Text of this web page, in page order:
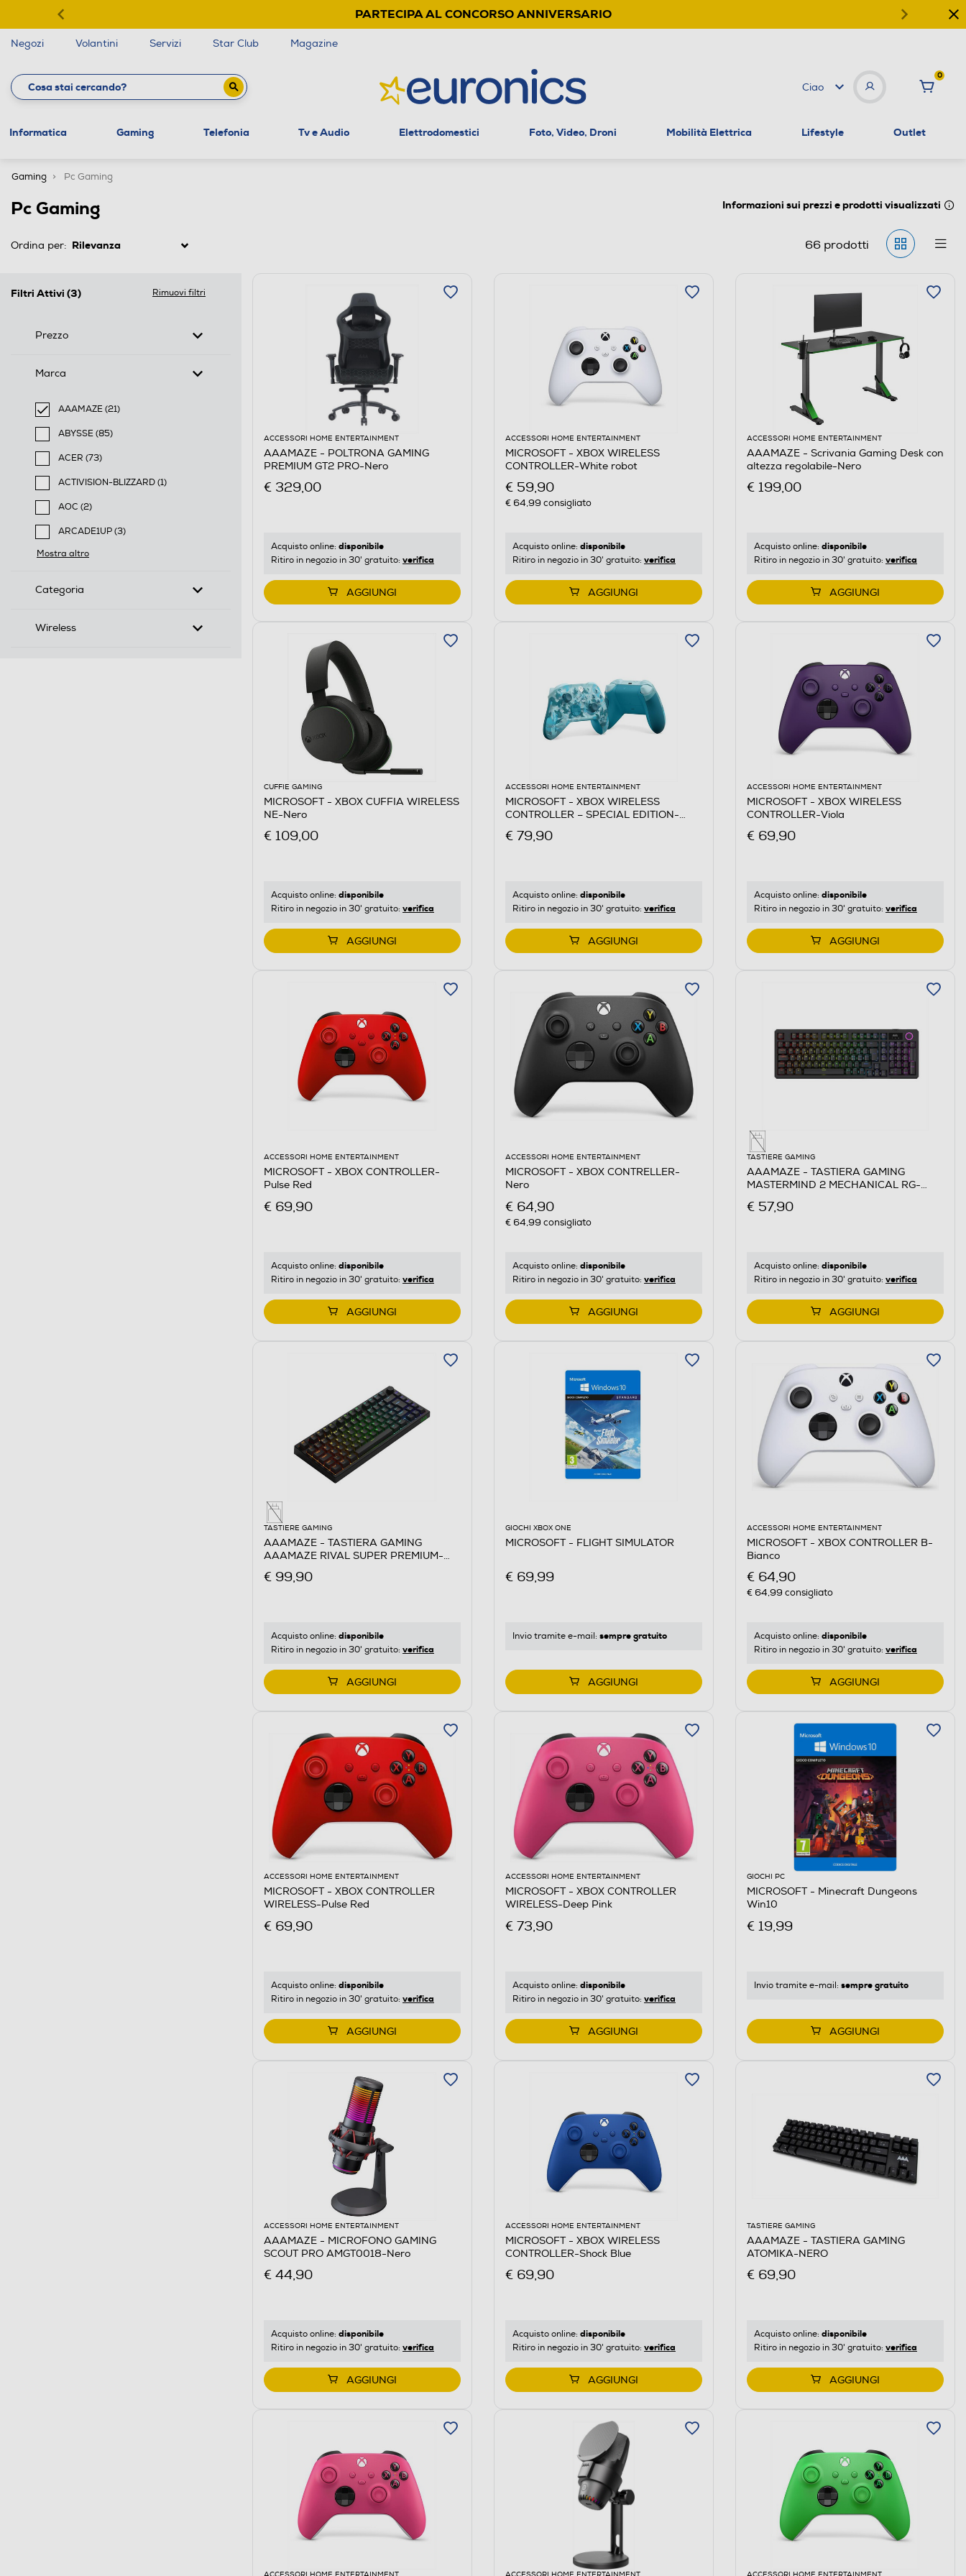
PARTECIPA AL CONCORSO ANNIVERSARIO
Negozi Volantini Servizi Star Club Magazine
Ciao
0
Informatica Gaming Telefonia Tv e Audio Elettrodomestici Foto, Video, Droni Mobilità Elettrica Lifestyle Outlet
Gaming Pc Gaming
Pc Gaming Informazioni sui prezzi e prodotti visualizzati
Ordina per: 66prodotti
Filtri Attivi (3) Rimuovi filtri
Prezzo
Marca
AAAMAZE (21)
selected Filtro applicato per Marca: AAAMAZE
ABYSSE (85)
Filtra per Marca: ABYSSE
ACER (73)
Filtra per Marca: ACER
ACTIVISION-BLIZZARD (1)
Filtra per Marca: ACTIVISION-BLIZZARD
AOC (2)
Filtra per Marca: AOC
ARCADE1UP (3)
Filtra per Marca: ARCADE1UP
Mostra altro
Categoria
Wireless
ACCESSORI HOME ENTERTAINMENT
AAAMAZE - POLTRONA GAMING
PREMIUM GT2 PRO-Nero
€ 329,00
Acquisto online: disponibile
Ritiro in negozio in 30' gratuito: verifica
AGGIUNGI
ACCESSORI HOME ENTERTAINMENT
MICROSOFT - XBOX WIRELESS
CONTROLLER-White robot
€ 59,90
€ 64,99 consigliato
Acquisto online: disponibile
Ritiro in negozio in 30' gratuito: verifica
AGGIUNGI
ACCESSORI HOME ENTERTAINMENT
AAAMAZE - Scrivania Gaming Desk con
altezza regolabile-Nero
€ 199,00
Acquisto online: disponibile
Ritiro in negozio in 30' gratuito: verifica
AGGIUNGI
CUFFIE GAMING
MICROSOFT - XBOX CUFFIA WIRELESS
NE-Nero
€ 109,00
Acquisto online: disponibile
Ritiro in negozio in 30' gratuito: verifica
AGGIUNGI
ACCESSORI HOME ENTERTAINMENT
MICROSOFT - XBOX WIRELESS
CONTROLLER – SPECIAL EDITION-
€ 79,90
Acquisto online: disponibile
Ritiro in negozio in 30' gratuito: verifica
AGGIUNGI
ACCESSORI HOME ENTERTAINMENT
MICROSOFT - XBOX WIRELESS
CONTROLLER-Viola
€ 69,90
Acquisto online: disponibile
Ritiro in negozio in 30' gratuito: verifica
AGGIUNGI
ACCESSORI HOME ENTERTAINMENT
MICROSOFT - XBOX CONTROLLER-
Pulse Red
€ 69,90
Acquisto online: disponibile
Ritiro in negozio in 30' gratuito: verifica
AGGIUNGI
ACCESSORI HOME ENTERTAINMENT
MICROSOFT - XBOX CONTRELLER-
Nero
€ 64,90
€ 64,99 consigliato
Acquisto online: disponibile
Ritiro in negozio in 30' gratuito: verifica
AGGIUNGI
TASTIERE GAMING
AAAMAZE - TASTIERA GAMING
MASTERMIND 2 MECHANICAL RG-
€ 57,90
Acquisto online: disponibile
Ritiro in negozio in 30' gratuito: verifica
AGGIUNGI
TASTIERE GAMING
AAAMAZE - TASTIERA GAMING
AAAMAZE RIVAL SUPER PREMIUM-
€ 99,90
Acquisto online: disponibile
Ritiro in negozio in 30' gratuito: verifica
AGGIUNGI
GIOCHI XBOX ONE
MICROSOFT - FLIGHT SIMULATOR
€ 69,99
Invio tramite e-mail: sempre gratuito
AGGIUNGI
ACCESSORI HOME ENTERTAINMENT
MICROSOFT - XBOX CONTROLLER B-
Bianco
€ 64,90
€ 64,99 consigliato
Acquisto online: disponibile
Ritiro in negozio in 30' gratuito: verifica
AGGIUNGI
ACCESSORI HOME ENTERTAINMENT
MICROSOFT - XBOX CONTROLLER
WIRELESS-Pulse Red
€ 69,90
Acquisto online: disponibile
Ritiro in negozio in 30' gratuito: verifica
AGGIUNGI
ACCESSORI HOME ENTERTAINMENT
MICROSOFT - XBOX CONTROLLER
WIRELESS-Deep Pink
€ 73,90
Acquisto online: disponibile
Ritiro in negozio in 30' gratuito: verifica
AGGIUNGI
GIOCHI PC
MICROSOFT - Minecraft Dungeons
Win10
€ 19,99
Invio tramite e-mail: sempre gratuito
AGGIUNGI
ACCESSORI HOME ENTERTAINMENT
AAAMAZE - MICROFONO GAMING
SCOUT PRO AMGT0018-Nero
€ 44,90
Acquisto online: disponibile
Ritiro in negozio in 30' gratuito: verifica
AGGIUNGI
ACCESSORI HOME ENTERTAINMENT
MICROSOFT - XBOX WIRELESS
CONTROLLER-Shock Blue
€ 69,90
Acquisto online: disponibile
Ritiro in negozio in 30' gratuito: verifica
AGGIUNGI
TASTIERE GAMING
AAAMAZE - TASTIERA GAMING
ATOMIKA-NERO
€ 69,90
Acquisto online: disponibile
Ritiro in negozio in 30' gratuito: verifica
AGGIUNGI